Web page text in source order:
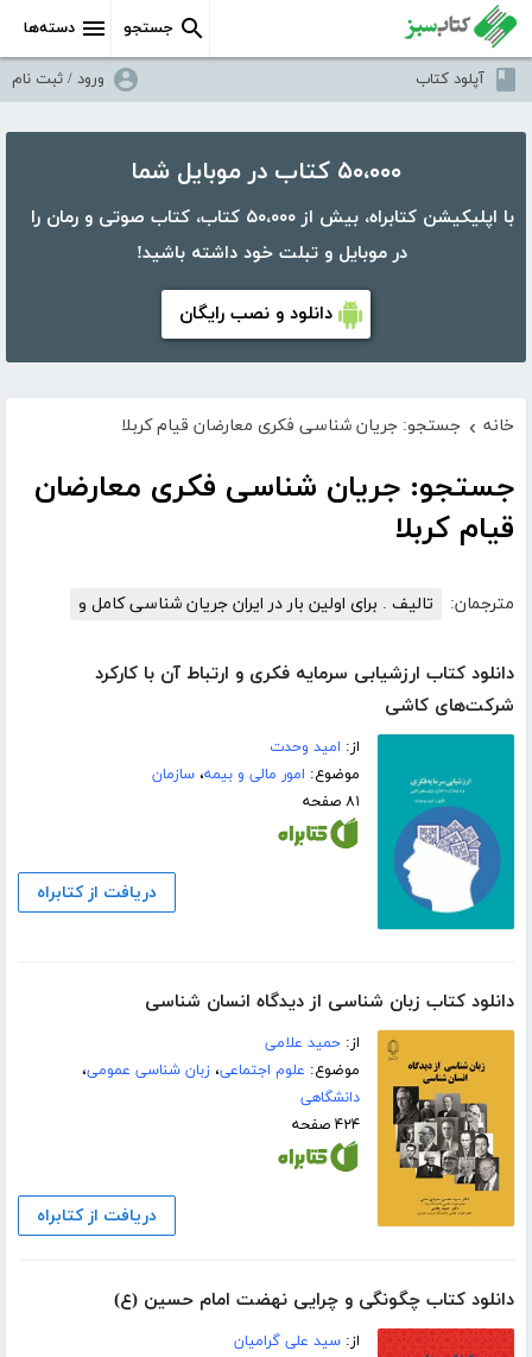
دسته‌ها جستجو
آپلود کتاب ورود / ثبت نام
۵۰،۰۰۰ کتاب در موبایل شما
با اپلیکیشن کتابراه، بیش از ۵۰،۰۰۰ کتاب، کتاب صوتی و رمان را
در موبایل و تبلت خود داشته باشید!
دانلود و نصب رایگان
خانه › جستجو: جریان شناسی فکری معارضان قیام کربلا
جستجو: جریان شناسی فکری معارضان
قیام کربلا
مترجمان: تالیف . برای اولین بار در ایران جریان شناسی کامل و
دانلود کتاب ارزشیابی سرمایه فکری و ارتباط آن با کارکرد
شرکت‌های کاشی
از: امید وحدت
موضوع: امور مالی و بیمه،سازمان
۸۱ صفحه
دریافت از کتابراه
دانلود کتاب زبان شناسی از دیدگاه انسان شناسی
از:حمید علامی
موضوع: علوم اجتماعی،زبان شناسی عمومی،
دانشگاهی
۴۲۴ صفحه
دریافت از کتابراه
دانلود کتاب چگونگی و چرایی نهضت امام حسین (ع)
از:سید علی گرامیان